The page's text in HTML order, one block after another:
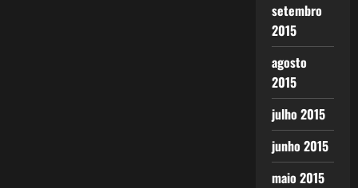
setembro
2015
agosto
2015
julho 2015
junho 2015
maio 2015